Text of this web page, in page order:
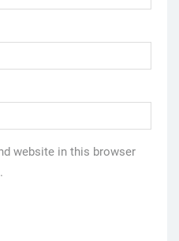
website in this browser